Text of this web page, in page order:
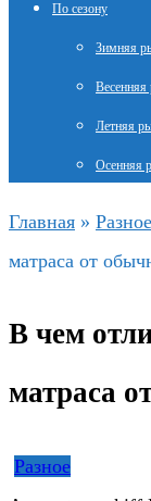
По сезону
Зимняя
Весенняя
Летняя
Осенняя
Главная » Разное
матраса от
В чем
матраса
Разное